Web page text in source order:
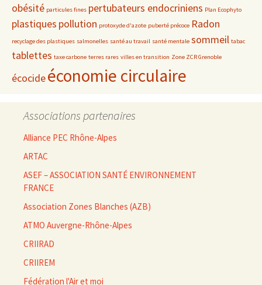
obésité particules fines pertubateurs endocriniens Plan Ecophyto
plastiques pollution protoxyde d'azote puberté précoce Radon
recyclage des plastiques salmonelles santé au travail santé mentale sommeil tabac
tablettes taxe carbone terres rares villes en transition Zone ZCR Grenoble
écocideéconomie circulaire
Associations partenaires
Alliance PEC Rhône-Alpes
ARTAC
ASEF – ASSOCIATION SANTÉ ENVIRONNEMENT
FRANCE
Association Zones Blanches (AZB)
ATMO Auvergne-Rhône-Alpes
CRIIRAD
CRIIREM
Fédération l'Air et moi